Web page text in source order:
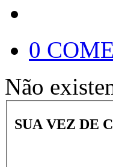
0
Não
SUA VEZ DE